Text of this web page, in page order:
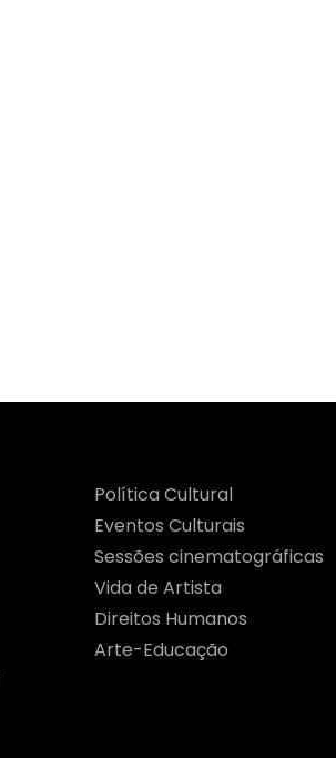
Política Cultural
Eventos Culturais
Sessões cinematográficas
Vida de Artista
Direitos Humanos
Arte-Educação